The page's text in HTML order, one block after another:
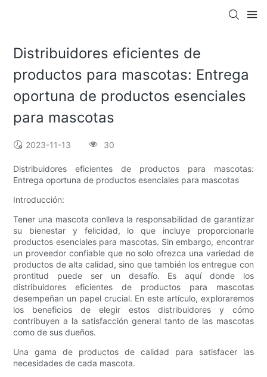
Distribuidores eficientes de
productos para mascotas: Entrega
oportuna de productos esenciales
para mascotas
2023-11-13 30
Distribuidores eficientes de productos para mascotas:
Entrega oportuna de productos esenciales para mascotas
Introducción:
Tener una mascota conlleva la responsabilidad de garantizar
su bienestar y felicidad, lo que incluye proporcionarle
productos esenciales para mascotas. Sin embargo, encontrar
un proveedor confiable que no solo ofrezca una variedad de
productos de alta calidad, sino que también los entregue con
prontitud puede ser un desafío. Es aquí donde los
distribuidores eficientes de productos para mascotas
desempeñan un papel crucial. En este artículo, exploraremos
los beneficios de elegir estos distribuidores y cómo
contribuyen a la satisfacción general tanto de las mascotas
como de sus dueños.
Una gama de productos de calidad para satisfacer las
necesidades de cada mascota.